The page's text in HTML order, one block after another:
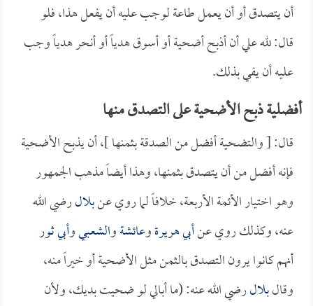
أن يتصدق أو أن يعمل طاعة لوجب عليه أن يفعل هذا، فلو
قال: لله علي أن أذبح أضحية أو أسوق هدياً أو أنحر هدياً وجب
عليه أن يفي بذلك.
أفضلية ذبح الأضحية على التصدق منها
قال: [ والتضحية أفضل من الصدقة بثمنها ]، أن يذبح الأضحية
فإنه أفضل من أن يتصدق بثمنها، وهذا أيضاً مذهب الجمهور
وهو اختيار الأئمة الأربعة، خلافاً لما روي عنبلالرضي الله
عنه، وكذلك روي عنأبي هريرةوعائشةوالشعبيوأبي ثور
أنهم كانوا يرون التصدق بالثمن مثل الأضحية أو خيراً منه،
وقالبلالرضي الله عنه: (ما أبالي لو ضحيت بديك، ولأن